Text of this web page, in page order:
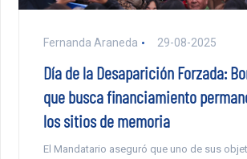
Fernanda Araneda 29-08-2025
Día de la Desaparición Forzada:
que busca financiamiento
los sitios de memoria
El Mandatario aseguró que uno de sus